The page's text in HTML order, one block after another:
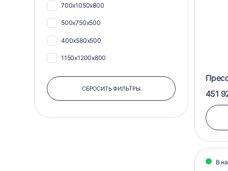
700х1050х800
500х750х500
400x580x500
1150х1200х800
950х1100х900
950х1100х750
СБРОСИТЬ ФИЛЬТРЫ
451
В